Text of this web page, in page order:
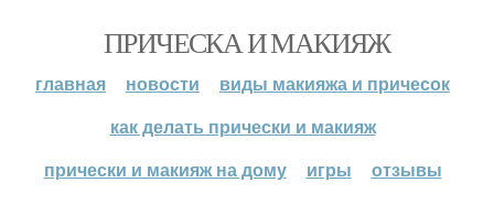
ПРИЧЕСКА И МАКИЯЖ
главная новости
виды макияжа и причесок
как делать прически и макияж
прически и макияж на дому
игры отзывы